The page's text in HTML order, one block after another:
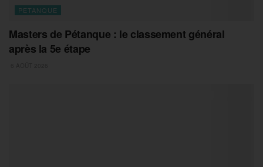
PETANQUE
Masters de Pétanque : le classement général
après la 5e étape